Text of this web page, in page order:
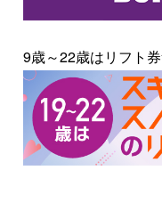
9歳～22歳はリフト